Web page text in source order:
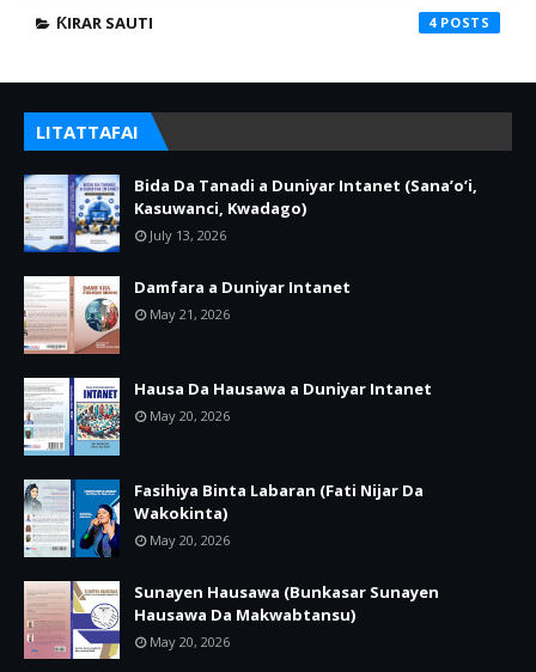
ƘIRAR SAUTI 4
LITATTAFAI
Bida Da Tanadi a Duniyar Intanet (Sana’o’i,
Kasuwanci, Kwadago)
July 13, 2026
Damfara a Duniyar Intanet
May 21, 2026
Hausa Da Hausawa a Duniyar Intanet
May 20, 2026
Fasihiya Binta Labaran (Fati Nijar Da
Wakokinta)
May 20, 2026
Sunayen Hausawa (Bunkasar Sunayen
Hausawa Da Makwabtansu)
May 20, 2026